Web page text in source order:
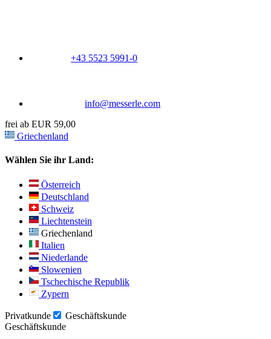
+43 5523 5991-0
info@messerle.com
frei ab EUR 59,00
Griechenland
Wählen Sie ihr Land:
Österreich
Deutschland
Schweiz
Liechtenstein
Griechenland
Italien
Niederlande
Slowenien
Tschechische Republik
Zypern
Privatkunde
Geschäftskunde
Geschäftskunde